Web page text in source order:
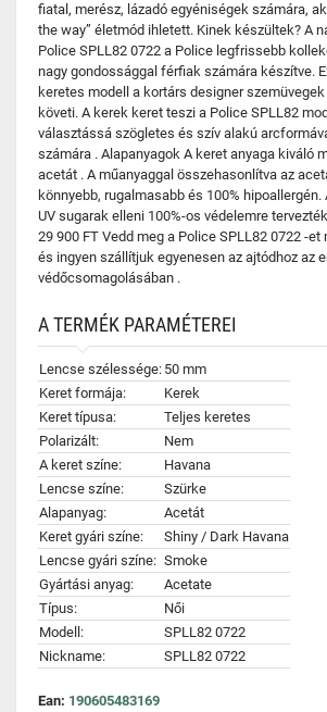
fiatal, merész, lázadó egyéniségek számára,
the way” életmód ihletett. Kinek készültek? A
Police SPLL82 0722 a Police legfrissebb
nagy gondossággal férfiak számára készítve.
keretes modell a kortárs designer
követi. A kerek keret teszi a Police SPLL82
választássá szögletes és szív alakú
számára . Alapanyagok A keret anyaga kiváló
acetát . A műanyaggal összehasonlítva az
könnyebb, rugalmasabb és 100%
UV sugarak elleni 100%-os védelemre
29 900 FT Vedd meg a Police SPLL82 0722 -et
és ingyen szállítjuk egyenesen az ajtódhoz az
védőcsomagolásában .
A TERMÉK PARAMÉTEREI
Lencse szélessége: 50 mm
Keret formája:
Kerek
Keret típusa:
Teljes keretes
Polarizált:
Nem
A keret színe:
Havana
Lencse színe:
Szürke
Alapanyag:
Acetát
Keret gyári színe:
Shiny / Dark Havana
Lencse gyári színe: Smoke
Gyártási anyag:
Acetate
Típus:
Női
Modell:
SPLL82 0722
Nickname:
SPLL82 0722
Ean: 190605483169